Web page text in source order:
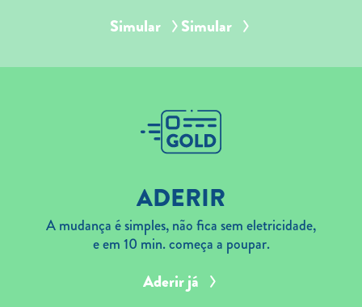
Simular Simular
ADERIR
A mudança é simples, não fica sem eletricidade,
e em 10 min. começa a poupar.
Aderir já